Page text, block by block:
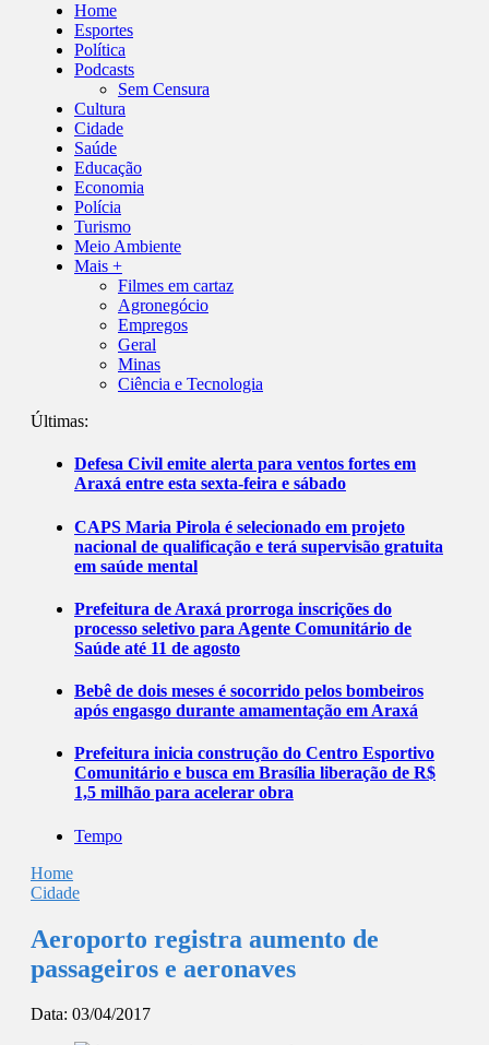
Home
Esportes
Política
Podcasts
Sem Censura
Cultura
Cidade
Saúde
Educação
Economia
Polícia
Turismo
Meio Ambiente
Mais +
Filmes em cartaz
Agronegócio
Empregos
Geral
Minas
Ciência e Tecnologia
Últimas:
Defesa Civil emite alerta para ventos fortes em
Araxá entre esta sexta-feira e sábado
CAPS Maria Pirola é selecionado em projeto
nacional de qualificação e terá supervisão gratuita
em saúde mental
Prefeitura de Araxá prorroga inscrições do
processo seletivo para Agente Comunitário de
Saúde até 11 de agosto
Bebê de dois meses é socorrido pelos bombeiros
após engasgo durante amamentação em Araxá
Prefeitura inicia construção do Centro Esportivo
Comunitário e busca em Brasília liberação de R$
1,5 milhão para acelerar obra
Tempo
Home
Cidade
Aeroporto registra aumento de
passageiros e aeronaves
Data: 03/04/2017